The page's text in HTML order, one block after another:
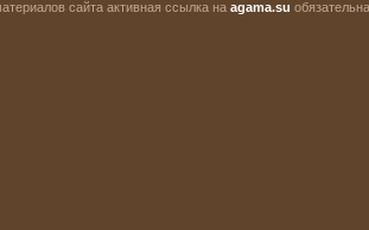
сайта активная ссылка на agama.su